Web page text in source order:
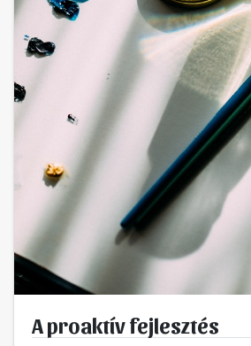
A proaktív fejlesztés